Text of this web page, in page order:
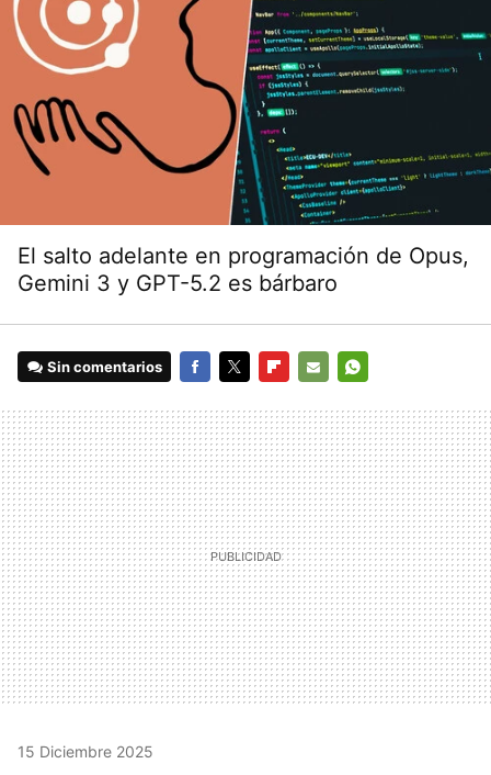
El salto adelante en programación de Opus,
Gemini 3 y GPT-5.2 es bárbaro
Sin comentarios
MAIL
15 Diciembre 2025